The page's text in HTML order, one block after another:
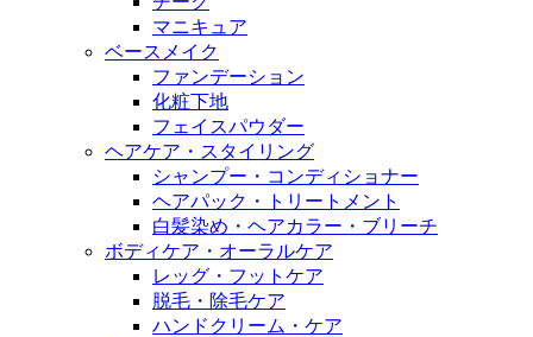
マニキュア
ベースメイク
ファンデーション
化粧下地
フェイスパウダー
ヘアケア・スタイリング
シャンプー・コンディショナー
ヘアパック・トリートメント
白髪染め・ヘアカラー・ブリーチ
ボディケア・オーラルケア
レッグ・フットケア
脱毛・除毛ケア
ハンドクリーム・ケア